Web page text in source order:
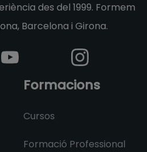
des del 1999. Formem
Barcelona i Girona.
Formacions
Cursos
Formació Professional